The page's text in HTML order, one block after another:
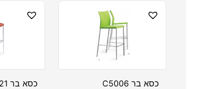
כסא בר C5006 כסא בר C5021